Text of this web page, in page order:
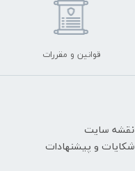
قوانین و مقررات
نقشه سایت
شکایات و پیشنهادات